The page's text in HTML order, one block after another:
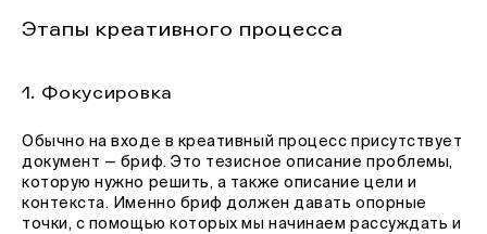
Этапы креативного процесса
1. Фокусировка
Обычно на входе в креативный процесс присутствует
документ — бриф. Это тезисное описание проблемы,
которую нужно решить, а также описание цели и
контекста. Именно бриф должен давать опорные
точки, с помощью которых мы начинаем рассуждать и